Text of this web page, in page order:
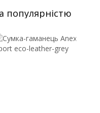
популярністю